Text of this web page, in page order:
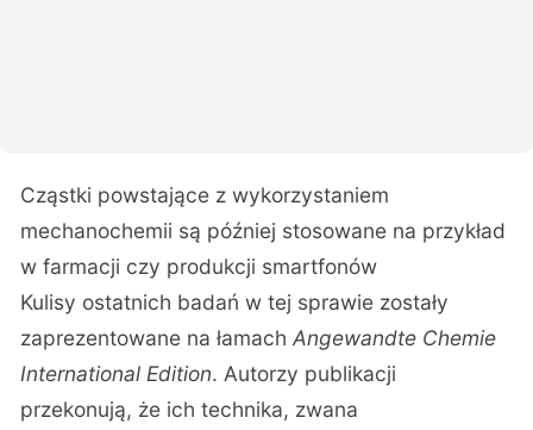
Cząstki powstające z wykorzystaniem
mechanochemii są później stosowane na przykład
w farmacji czy produkcji smartfonów
Kulisy ostatnich badań w tej sprawie zostały
zaprezentowane na łamach Angewandte Chemie
International Edition. Autorzy publikacji
przekonują, że ich technika, zwana